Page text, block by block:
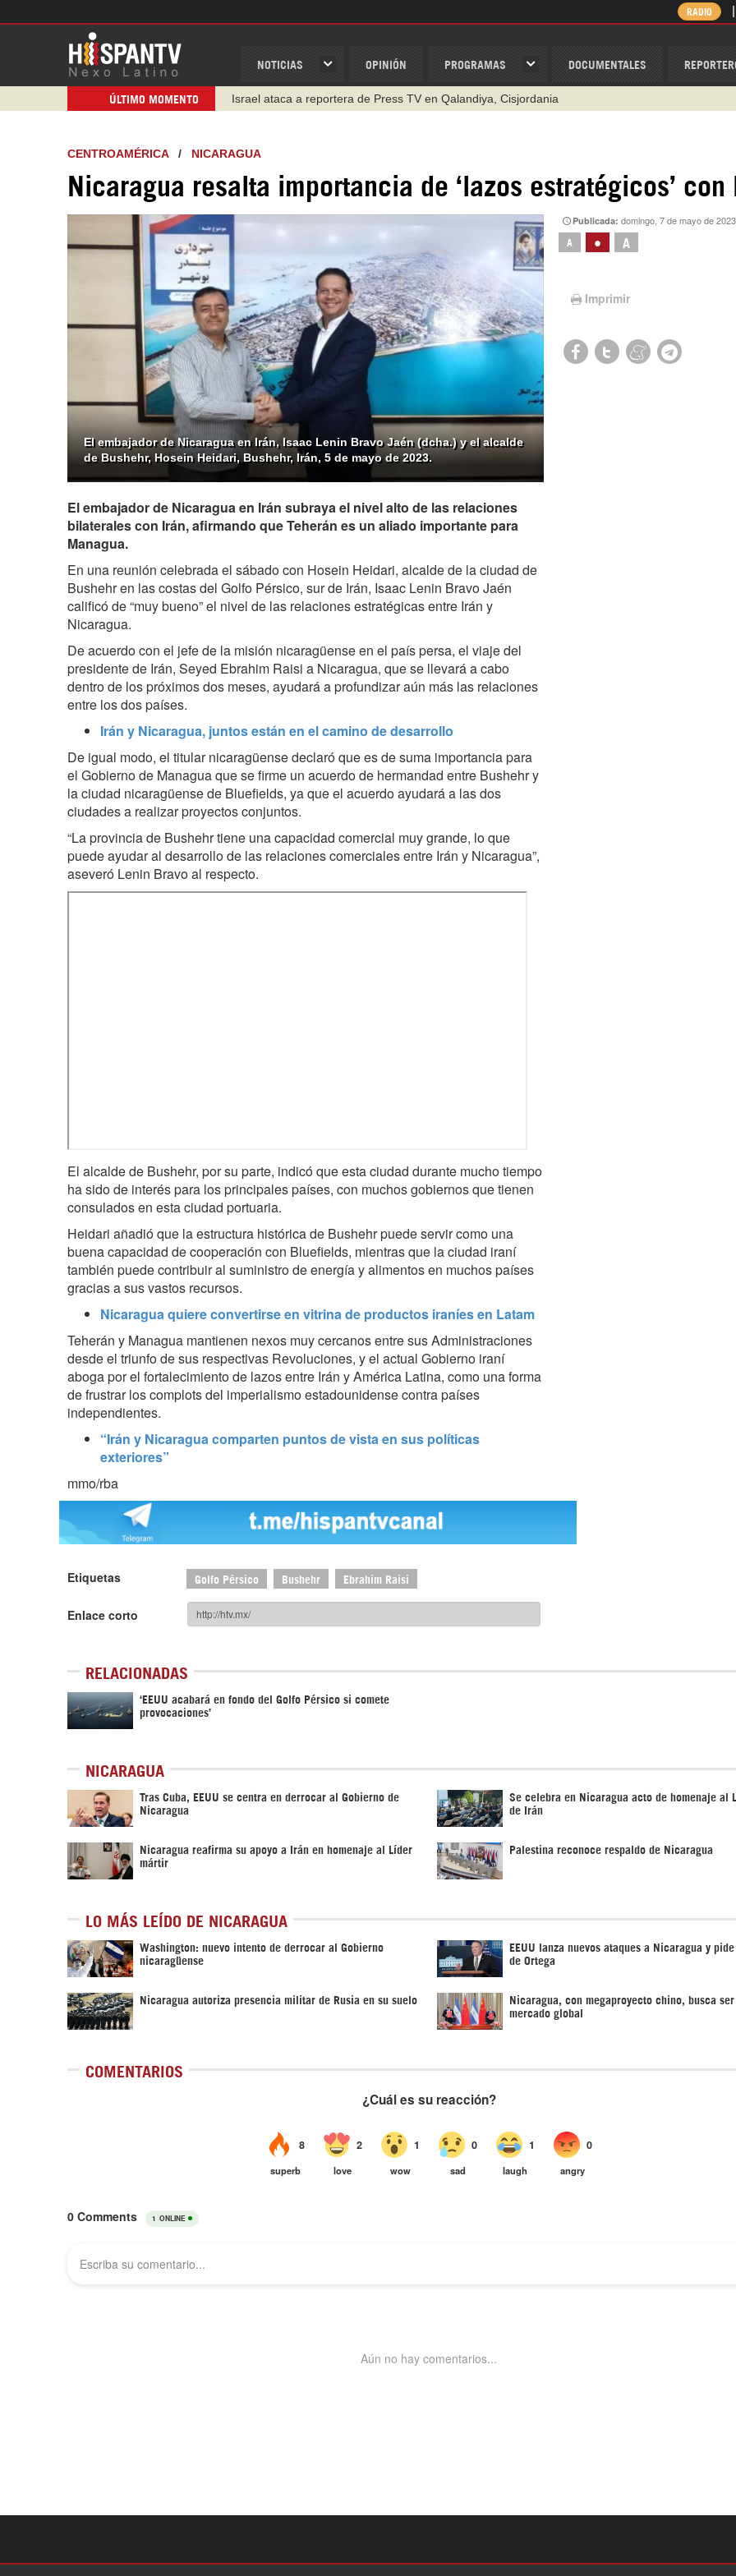
NOTICIAS OPINIÓN PROGRAMAS DOCUMENTALES
RADIO
ÚLTIMO MOMENTO Israel ataca a reportera de Press TV en Qalandiya, Cisjordania
CENTROAMÉRICA/ NICARAGUA
Nicaragua resalta importancia de ‘lazos estratégicos’ con
El embajador de Nicaragua en Irán, Isaac Lenin Bravo Jaén (dcha.) y el alcalde
de Bushehr, Hosein Heidari, Bushehr, Irán, 5 de mayo de 2023.
Publicada:domingo, 7 de mayo de
A • A
Imprimir
El embajador de Nicaragua en Irán subraya el nivel alto de las relaciones
bilaterales con Irán, afirmando que Teherán es un aliado importante para
Managua.
En una reunión celebrada el sábado con Hosein Heidari, alcalde de la ciudad de
Bushehr en las costas del Golfo Pérsico, sur de Irán, Isaac Lenin Bravo Jaén
calificó de “muy bueno” el nivel de las relaciones estratégicas entre Irán y
Nicaragua.
De acuerdo con el jefe de la misión nicaragüense en el país persa, el viaje del
presidente de Irán, Seyed Ebrahim Raisi a Nicaragua, que se llevará a cabo
dentro de los próximos dos meses, ayudará a profundizar aún más las relaciones
entre los dos países.
Irán y Nicaragua, juntos están en el camino de desarrollo
De igual modo, el titular nicaragüense declaró que es de suma importancia para
el Gobierno de Managuaque se firme un acuerdo de hermandad entre Bushehr y
la ciudad nicaragüense de Bluefields, ya que el acuerdo ayudará a las dos
ciudades a realizar proyectos conjuntos.
“La provincia de Bushehr tiene una capacidad comercial muy grande, lo que
puede ayudar al desarrollo de las relaciones comerciales entre Irán y Nicaragua”,
aseveró Lenin Bravo al respecto.
El alcalde de Bushehr, por su parte, indicó que esta ciudad durante mucho tiempo
ha sido de interés para los principales países, con muchos gobiernos que tienen
consulados en esta ciudad portuaria.
Heidari añadió que la estructura histórica de Bushehr puede servir como una
buena capacidad de cooperación con Bluefields, mientras que la ciudad iraní
también puede contribuir al suministro de energía y alimentos en muchos países
gracias a sus vastos recursos.
Nicaragua quiere convertirse en vitrina de productos iraníes en Latam
Teherán y Managua mantienen nexos muy cercanos entre sus Administraciones
desde el triunfo de sus respectivas Revoluciones, y el actual Gobierno iraní
aboga por el fortalecimiento de lazos entre Irán y América Latina, como una forma
de frustrar los complots del imperialismo estadounidense contra países
independientes.
“Irán y Nicaragua comparten puntos de vista en sus políticas
exteriores”
mmo/rba
Etiquetas Golfo Pérsico Bushehr Ebrahim Raisi
Enlace corto
RELACIONADAS
‘EEUU acabará en fondo del Golfo Pérsico si comete
provocaciones’
NICARAGUA
Tras Cuba, EEUU se centra en derrocar al Gobierno de
Nicaragua
Se celebra en Nicaragua acto de homenaje al
de Irán
Nicaragua reafirma su apoyo a Irán en homenaje al Líder
mártir
Palestina reconoce respaldo de Nicaragua
LO MÁS LEÍDO DE NICARAGUA
Washington: nuevo intento de derrocar al Gobierno
nicaragüense
EEUU lanza nuevos ataques a Nicaragua y
de Ortega
Nicaragua autoriza presencia militar de Rusia en su suelo Nicaragua, con megaproyecto chino, busca
mercado global
COMENTARIOS